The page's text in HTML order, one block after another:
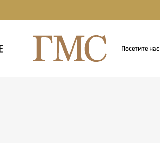
Посетите нас